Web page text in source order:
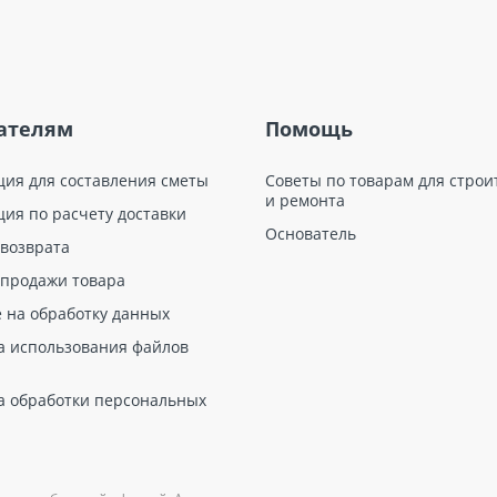
для составления сметы
по расчету доставки
товара
на обработку данных
использования файлов
обработки персональных
Помощь
Советы по товарам для
и ремонта
Основатель